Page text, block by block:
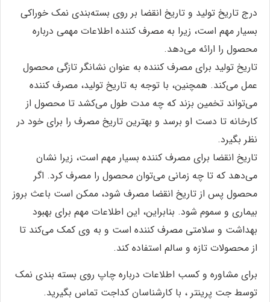
درج تاریخ تولید و تاریخ انقضا بر روی بسته‌بندی نمک خوراکی
بسیار مهم است، زیرا به مصرف کننده اطلاعات مهمی درباره
محصول را ارائه می‌دهد.
تاریخ تولید برای مصرف کننده به عنوان نشانگر تازگی محصول
عمل می‌کند. همچنین، با توجه به تاریخ تولید، مصرف کننده
می‌تواند تخمین بزند که چه مدت طول می‌کشد تا محصول از
کارخانه تا دست او برسد و بهترین تاریخ مصرف را برای خود در
نظر بگیرد.
تاریخ انقضا برای مصرف کننده بسیار مهم است، زیرا نشان
می‌دهد که تا چه زمانی می‌توان محصول را مصرف کرد. اگر
محصول پس از تاریخ انقضا مصرف شود، ممکن است باعث بروز
بیماری و سموم شود. بنابراین، این اطلاعات مهم برای بهبود
بهداشت و سلامتی مصرف کننده است و به وی کمک می‌کند تا
از محصولات تازه و سالم استفاده کند.
برای مشاوره و کسب اطلاعات درباره چاپ روی بسته بندی نمک
توسط جت پرینتر ، با کارشناسان کداجت تماس بگیرید.